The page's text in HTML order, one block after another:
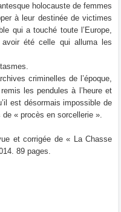
holocauste de femmes
à leur destinée de victimes
qui a touché toute l’Europe,
avoir été celle qui alluma les
criminelles de l’époque,
les pendules à l’heure et
est désormais impossible de
« procès en sorcellerie ».
et corrigée de « La Chasse
89 pages.